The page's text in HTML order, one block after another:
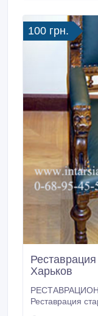
"шишичек", шпонирование, восполнение утрат
шпона.
100 грн.
Харьков
Реставрация